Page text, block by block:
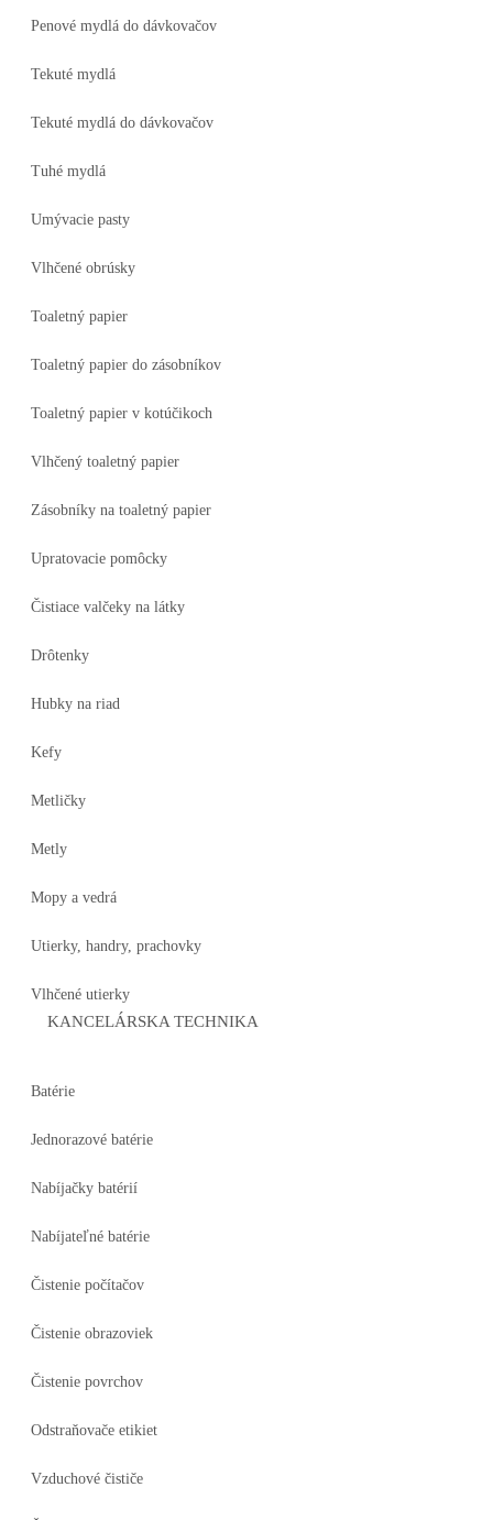
Penové mydlá do dávkovačov
Tekuté mydlá
Tekuté mydlá do dávkovačov
Tuhé mydlá
Umývacie pasty
Vlhčené obrúsky
Toaletný papier
Toaletný papier do zásobníkov
Toaletný papier v kotúčikoch
Vlhčený toaletný papier
Zásobníky na toaletný papier
Upratovacie pomôcky
Čistiace valčeky na látky
Drôtenky
Hubky na riad
Kefy
Metličky
Metly
Mopy a vedrá
Utierky, handry, prachovky
Vlhčené utierky
KANCELÁRSKA TECHNIKA
Batérie
Jednorazové batérie
Nabíjačky batérií
Nabíjateľné batérie
Čistenie počítačov
Čistenie obrazoviek
Čistenie povrchov
Odstraňovače etikiet
Vzduchové čističe